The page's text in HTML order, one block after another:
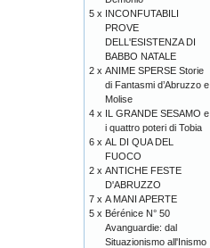
5 x INCONFUTABILI
PROVE
DELL'ESISTENZA DI
BABBO NATALE
2 x ANIME SPERSE Storie
di Fantasmi d’Abruzzo e
Molise
4 x IL GRANDE SESAMO e
i quattro poteri di Tobia
6 x AL DI QUA DEL
FUOCO
2 x ANTICHE FESTE
D'ABRUZZO
7 x A MANI APERTE
5 x Bérénice N° 50
Avanguardie: dal
Situazionismo all'Inismo